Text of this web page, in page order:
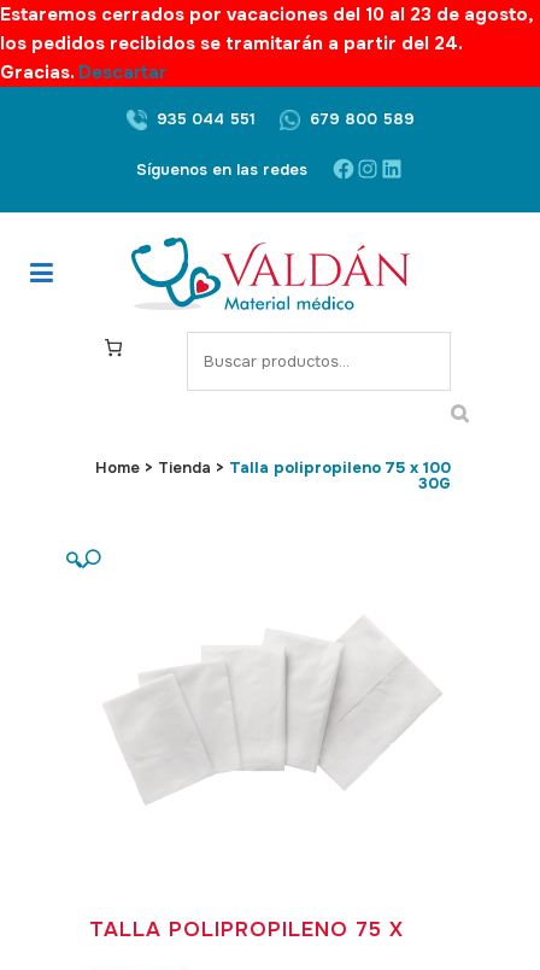
Estaremos cerrados por vacaciones del 10 al 23 de agosto,
los pedidos recibidos se tramitarán a partir del 24.
Gracias. Descartar
935 044 551 679 800 589
Síguenos en las redes Facebook
Instagram
LinkedIn
S
e
c
Home > Tienda > Talla polipropileno 75 x 100
30G
🔍
TALLA POLIPROPILENO 75 X